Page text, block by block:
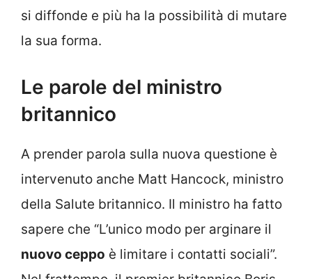
si diffonde e più ha la possibilità di mutare
la sua forma.
Le parole del ministro
britannico
A prender parola sulla nuova questione è
intervenuto anche Matt Hancock, ministro
della Salute britannico. Il ministro ha fatto
sapere che “L’unico modo per arginare il
nuovo ceppo è limitare i contatti sociali”.